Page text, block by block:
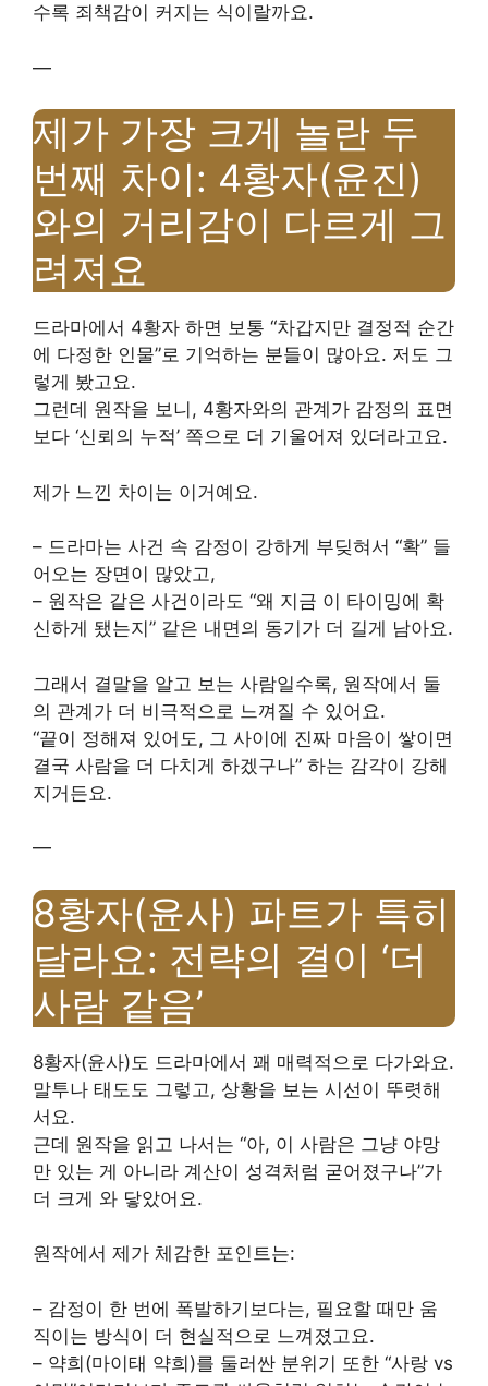
수록 죄책감이 커지는 식이랄까요.
—
제가 가장 크게 놀란 두
번째 차이: 4황자(윤진)
와의 거리감이 다르게 그
려져요
드라마에서 4황자 하면 보통 “차갑지만 결정적 순간
에 다정한 인물”로 기억하는 분들이 많아요. 저도 그
렇게 봤고요.
그런데 원작을 보니, 4황자와의 관계가 감정의 표면
보다 ‘신뢰의 누적’ 쪽으로 더 기울어져 있더라고요.
제가 느낀 차이는 이거예요.
– 드라마는 사건 속 감정이 강하게 부딪혀서 “확” 들
어오는 장면이 많았고,
– 원작은 같은 사건이라도 “왜 지금 이 타이밍에 확
신하게 됐는지” 같은 내면의 동기가 더 길게 남아요.
그래서 결말을 알고 보는 사람일수록, 원작에서 둘
의 관계가 더 비극적으로 느껴질 수 있어요.
“끝이 정해져 있어도, 그 사이에 진짜 마음이 쌓이면
결국 사람을 더 다치게 하겠구나” 하는 감각이 강해
지거든요.
—
8황자(윤사) 파트가 특히
달라요: 전략의 결이 ‘더
사람 같음’
8황자(윤사)도 드라마에서 꽤 매력적으로 다가와요.
말투나 태도도 그렇고, 상황을 보는 시선이 뚜렷해
서요.
근데 원작을 읽고 나서는 “아, 이 사람은 그냥 야망
만 있는 게 아니라 계산이 성격처럼 굳어졌구나”가
더 크게 와 닿았어요.
원작에서 제가 체감한 포인트는:
– 감정이 한 번에 폭발하기보다는, 필요할 때만 움
직이는 방식이 더 현실적으로 느껴졌고요.
– 약희(마이태 약희)를 둘러싼 분위기 또한 “사랑 vs